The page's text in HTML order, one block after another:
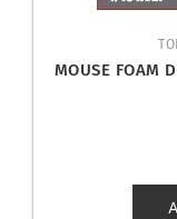
MOUSE FOAM